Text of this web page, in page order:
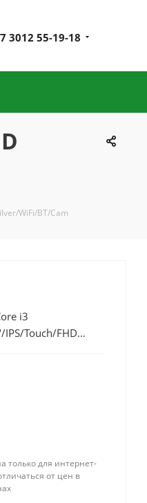
3012 55-19-18
WiFi/BT/Cam
i3
Touch/FHD
только для интернет-
от цен в